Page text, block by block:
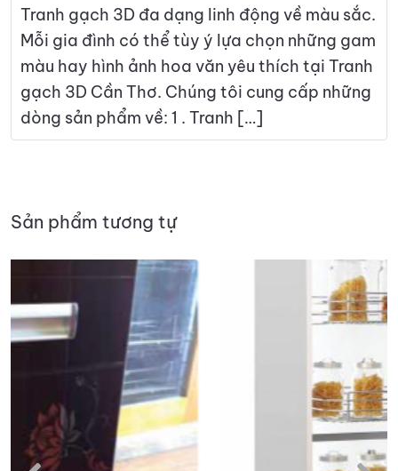
Tranh gạch 3D đa dạng linh động về màu sắc.
Mỗi gia đình có thể tùy ý lựa chọn những gam
màu hay hình ảnh hoa văn yêu thích tại Tranh
gạch 3D Cần Thơ. Chúng tôi cung cấp những
dòng sản phẩm về: 1 . Tranh […]
Sản phẩm tương tự